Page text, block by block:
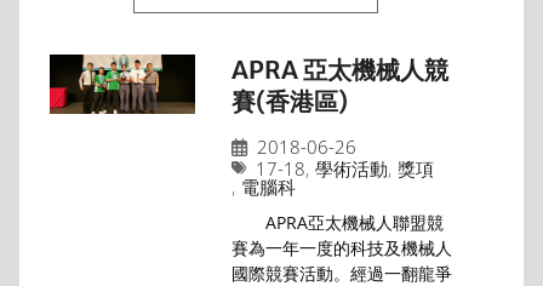
APRA 亞太機械人競
賽(香港區)
2018-06-26
17-18, 學術活動, 獎項
, 電腦科
APRA亞太機械人聯盟競
賽為一年一度的科技及機械人
國際競賽活動。經過一翻龍爭